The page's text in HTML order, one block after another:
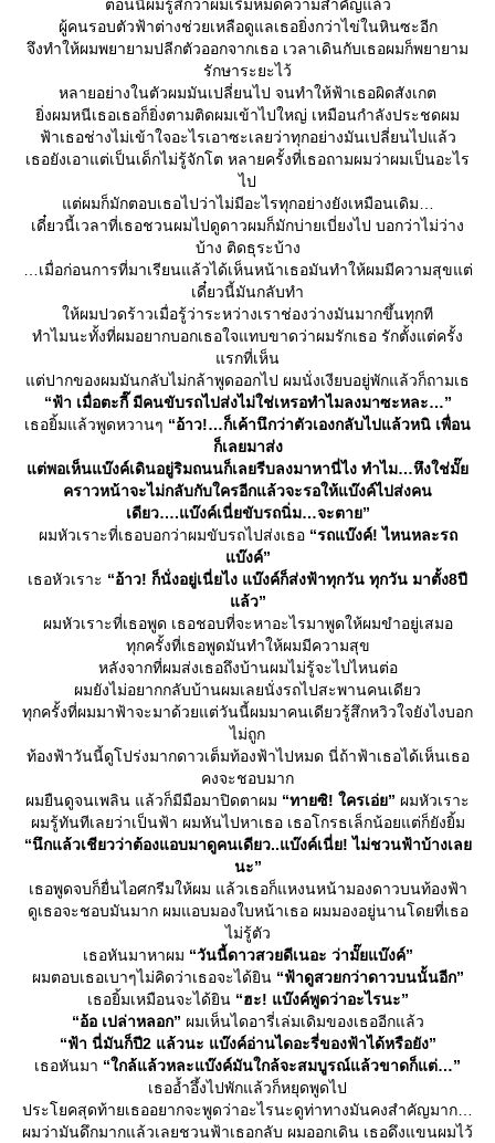
ตอนนี้ผมรู้สึกว่าผมเริ่มหมดความสำคัญแล้ว
ผู้คนรอบตัวฟ้าต่างช่วยเหลือดูแลเธอยิ่งกว่าไข่ในหินซะอีก
จึงทำให้ผมพยายามปลีกตัวออกจากเธอ เวลาเดินกับเธอผมก็พยายาม
รักษาระยะไว้
หลายอย่างในตัวผมมันเปลี่ยนไป จนทำให้ฟ้าเธอผิดสังเกต
ิ่งผมหนีเธอเธอก็ยิ่งตามติดผมเข้าไปใหญ่ เหมือนกำลังประชดผม
ฟ้าเธอช่างไม่เข้าใจอะไรเอาซะเลยว่าทุกอย่างมันเปลี่ยนไปแล้ว
เธอยังเอาแต่เป็นเด็กไม่รู้จักโต หลายครั้งที่เธอถามผมว่าผมเป็นอะไร
ไป
ต่ผมก็มักตอบเธอไปว่าไม่มีอะไรทุกอย่างยังเหมือนเดิม
เดี๋ยวนี้เวลาที่เธอชวนผมไปดูดาวผมก็มักบ่ายเบี่ยงไป บอกว่าไม่ว่าง
บ้าง ติดธุระบ้าง
เมื่อก่อนการที่มาเรียนแล้วได้เห็นหน้าเธอมันทำให้ผมมีความสุขแต่
เดี๋ยวนี้มันกลับทำ
ห้ผมปวดร้าวเมื่อรู้ว่าระหว่างเราช่องว่างมันมากขึ้นทุกที
ทำไมนะทั้งที่ผมอยากบอกเธอใจแทบขาดว่าผมรักเธอ รักตั้งแต่ครั้ง
รกที่เห็น
ต่ปากของผมมันกลับไม่กล้าพูดออกไป ผมนั่งเงียบอยู่พักแล้วก็ถามเธ
“ฟ้า เมื่อตะกี๊ มีคนขับรถไปส่งไม่ใช่เหรอทำไมลงมาซะหละ…”
เธอยิ้มแล้วพูดหวานๆ “อ้าว!…ก็เค้านึกว่าตัวเองกลับไปแล้วหนิ เพื่อน
ก็เลยมาส่ง
ต่พอเห็นแบ๊งค์เดินอยู่ริมถนนก็เลยรีบลงมาหานี่ไง ทำไม…หึงใช่มั๊
คราวหน้าจะไม่กลับกับใครอีกแล้วจะรอให้แบ๊งค์ไปส่งคน
เดียว….แบ๊งค์เนี่ยขับรถนิ่ม…จะตาย”
ผมหัวเราะที่เธอบอกว่าผมขับรถไปส่งเธอ “รถแบ๊งค์! ไหนหละรถ
บ๊งค์”
เธอหัวเราะ “อ้าว! ก็นั่งอยู่เนี่ยไง แบ๊งค์ก็ส่งฟ้าทุกวัน ทุกวัน มาตั้ง8ปี
ล้ว”
ผมหัวเราะที่เธอพูด เธอชอบที่จะหาอะไรมาพูดให้ผมขำอยู่เสมอ
ทุกครั้งที่เธอพูดมันทำให้ผมมีความสุข
หลังจากที่ผมส่งเธอถึงบ้านผมไม่รู้จะไปไหนต่อ
ผมยังไม่อยากกลับบ้านผมเลยนั่งรถไปสะพานคนเดียว
ทุกครั้งที่ผมมาฟ้าจะมาด้วยแต่วันนี้ผมมาคนเดียวรู้สึกหวิวใจยังไงบอก
ไม่ถูก
ท้องฟ้าวันนี้ดูโปร่งมากดาวเต็มท้องฟ้าไปหมด นี่ถ้าฟ้าเธอได้เห็นเธอ
คงจะชอบมาก
ผมยืนดูจนเพลิน แล้วก็มีมือมาปิดตาผม “ทายซิ! ใครเอ่ย” ผมหัวเราะ
ผมรู้ทันทีเลยว่าเป็นฟ้า ผมหันไปหาเธอ เธอโกรธเล็กน้อยแต่ก็ยังยิ้ม
“นึกแล้วเชียวว่าต้องแอบมาดูคนเดียว..แบ๊งค์เนี่ย! ไม่ชวนฟ้าบ้างเล
นะ”
เธอพูดจบก็ยื่นไอศกรีมให้ผม แล้วเธอก็แหงนหน้ามองดาวบนท้องฟ้า
ดูเธอจะชอบมันมาก ผมแอบมองใบหน้าเธอ ผมมองอยู่นานโดยที่เธอ
ไม่รู้ตัว
เธอหันมาหาผม “วันนี้ดาวสวยดีเนอะ ว่ามั๊ยแบ๊งค์”
ผมตอบเธอเบาๆไม่คิดว่าเธอจะได้ยิน “ฟ้าดูสวยกว่าดาวบนนั้นอีก”
เธอยิ้มเหมือนจะได้ยิน “ฮะ! แบ๊งค์พูดว่าอะไรนะ”
“อ้อ เปล่าหลอก” ผมเห็นไดอารี่เล่มเดิมของเธออีกแล้ว
“ฟ้า นี่มันก็ปี2 แล้วนะ แบ๊งค์อ่านไดอะรี่ของฟ้าได้หรือยัง”
เธอหันมา “ใกล้แล้วหละแบ๊งค์มันใกล้จะสมบูรณ์แล้วขาดก็แต่…”
เธออ้ำอึ้งไปพักแล้วก็หยุดพูดไป
ประโยคสุดท้ายเธออยากจะพูดว่าอะไรนะดูท่าทางมันคงสำคัญมาก
ผมว่ามันดึกมากแล้วเลยชวนฟ้าเธอกลับ ผมออกเดิน เธอดึงแขนผมไว้